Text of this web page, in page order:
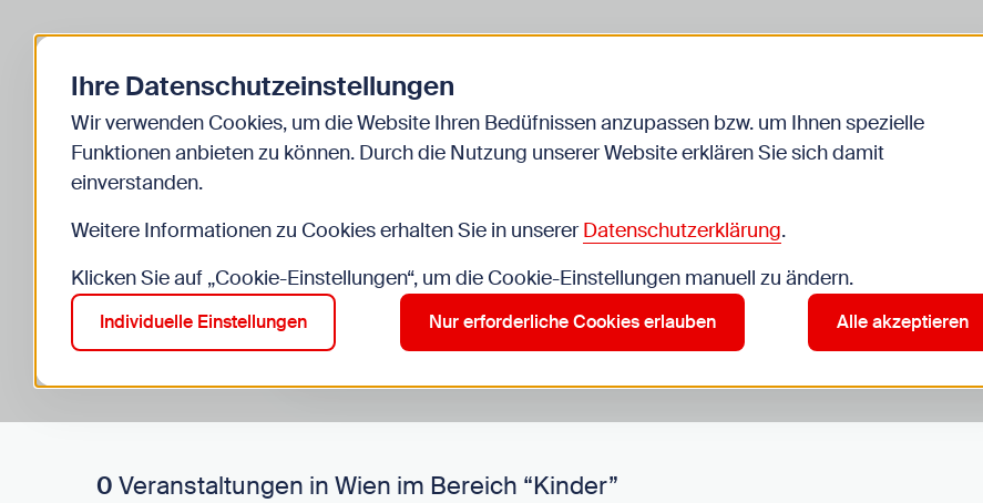
Start Kinder Veranstaltungen
Veranstaltungen
Suche im Bereich “Kinder”
Suchen
0 Veranstaltungen in Wien im Bereich “Kinder”
Ihre Datenschutzeinstellungen
Wir verwenden Cookies, um die Website Ihren Bedüfnissen anzupassen bzw. um Ihnen spezielle
Funktionen anbieten zu können. Durch die Nutzung unserer Website erklären Sie sich damit
einverstanden.
Weitere Informationen zu Cookies erhalten Sie in unsererDatenschutzerklärung.
Klicken Sie auf „Cookie-Einstellungen“, um die Cookie-Einstellungen manuell zu ändern.
Individuelle Einstellungen Nur erforderliche Cookies erlauben Alle akzeptieren